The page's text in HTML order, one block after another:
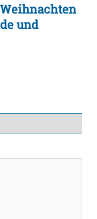
und